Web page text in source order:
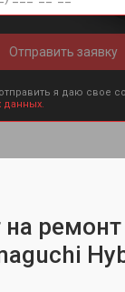
Отправить заявку
я даю свое
данных.
на